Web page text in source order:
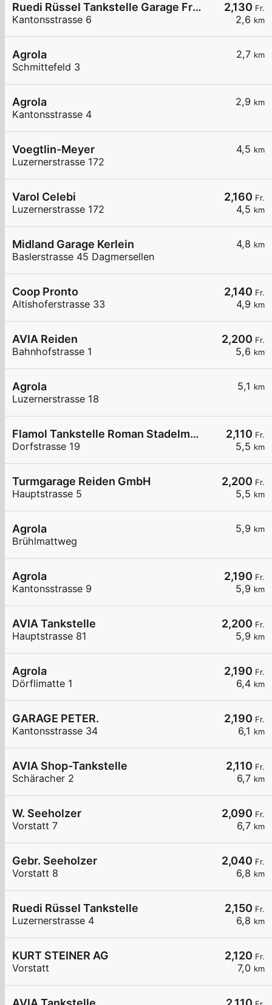
2,130 Fr.
2,6 km
Ruedi Rüssel Tankstelle Garage Franz Wey
Kantonsstrasse 6
2,7 km
Agrola
Schmittefeld 3
2,9 km
Agrola
Kantonsstrasse 4
4,5 km
Voegtlin-Meyer
Luzernerstrasse 172
2,160 Fr.
4,5 km
Varol Celebi
Luzernerstrasse 172
4,8 km
Midland Garage Kerlein
Baslerstrasse 45 Dagmersellen
2,140 Fr.
4,9 km
Coop Pronto
Altishoferstrasse 33
2,200 Fr.
5,6 km
AVIA Reiden
Bahnhofstrasse 1
5,1 km
Agrola
Luzernerstrasse 18
2,110 Fr.
5,5 km
Flamol Tankstelle Roman Stadelmann
Dorfstrasse 19
2,200 Fr.
5,5 km
Turmgarage Reiden GmbH
Hauptstrasse 5
5,9 km
Agrola
Brühlmattweg
2,190 Fr.
5,9 km
Agrola
Kantonsstrasse 9
2,200 Fr.
5,9 km
AVIA Tankstelle
Hauptstrasse 81
2,190 Fr.
6,4 km
Agrola
Dörflimatte 1
2,190 Fr.
6,1 km
GARAGE PETER.
Kantonsstrasse 34
2,110 Fr.
6,7 km
AVIA Shop-Tankstelle
Schäracher 2
2,090 Fr.
6,7 km
W. Seeholzer
Vorstatt 7
2,040 Fr.
6,8 km
Gebr. Seeholzer
Vorstatt 8
2,150 Fr.
6,8 km
Ruedi Rüssel Tankstelle
Luzernerstrasse 4
2,120 Fr.
7,0 km
KURT STEINER AG
Vorstatt